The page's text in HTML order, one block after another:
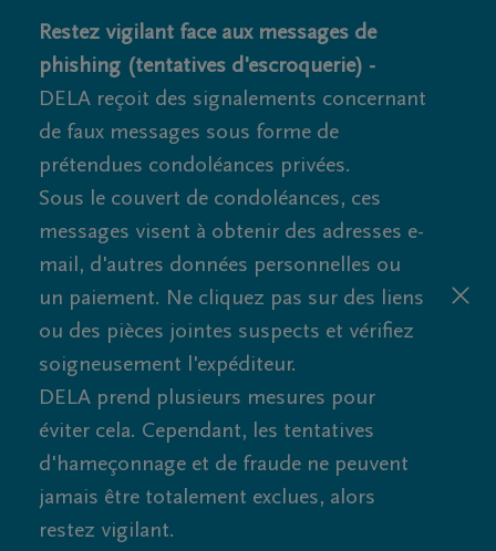
Restez vigilant face aux messages de
phishing (tentatives d'escroquerie) -
DELA reçoit des signalements concernant
de faux messages sous forme de
prétendues condoléances privées.
Sous le couvert de condoléances, ces
messages visent à obtenir des adresses e-
mail, d'autres données personnelles ou
un paiement. Ne cliquez pas sur des liens
ou des pièces jointes suspects et vérifiez
soigneusement l'expéditeur.
DELA prend plusieurs mesures pour
éviter cela. Cependant, les tentatives
d'hameçonnage et de fraude ne peuvent
jamais être totalement exclues, alors
restez vigilant.